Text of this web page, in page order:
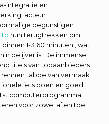
integratie en
acteur
begunstigen
hun terugtrekken om
1-3 60 minuten , wat
de ijver is. De immense
titels van topaanbieders
taboe van vermaak
iets doen en goed
computerprogramma
voor zowel af en toe